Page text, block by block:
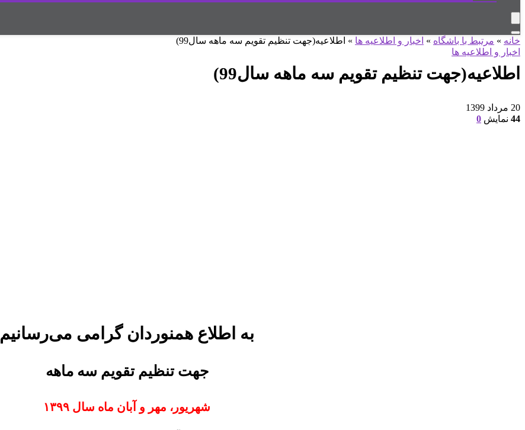
خانه » مرتبط با باشگاه » اخبار و اطلاعیه ها » اطلاعیه(جهت تنظیم تقویم سه ماهه سال99)
اخبار و اطلاعیه ها
اطلاعیه(جهت تنظیم تقویم سه ماهه سال99)
20 مرداد 1399
44 نمایش 0
به اطلاع همنوردان گرامی می‌رسانیم
جهت تنظیم تقویم سه ماهه
شهریور، مهر و آبان ماه سال ۱۳۹۹